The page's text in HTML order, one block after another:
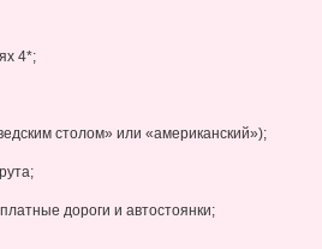
4*;
столом» или «американский»);
дороги и автостоянки;